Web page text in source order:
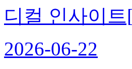
디컬 인사이
2026-06-22